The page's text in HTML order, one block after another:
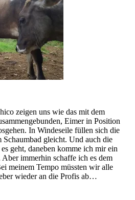
zeigen uns wie das mit dem
Eimer in Position
In Windeseile füllen sich die
Schaumbad gleicht. Und auch die
geht, daneben komme ich mir ein
immerhin schaffe ich es dem
meinem Tempo müssten wir alle
wieder an die Profis ab…